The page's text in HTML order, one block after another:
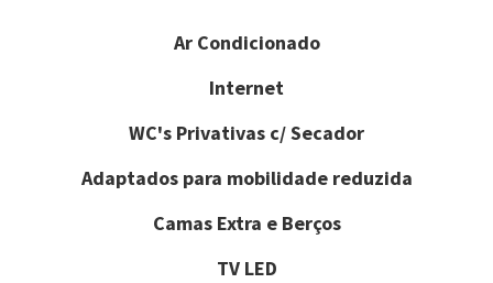
Ar Condicionado
Internet
WC's Privativas c/ Secador
Adaptados para mobilidade reduzida
Camas Extra e Berços
TV LED